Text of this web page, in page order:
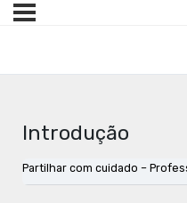
Introdução
Partilhar com cuidado –